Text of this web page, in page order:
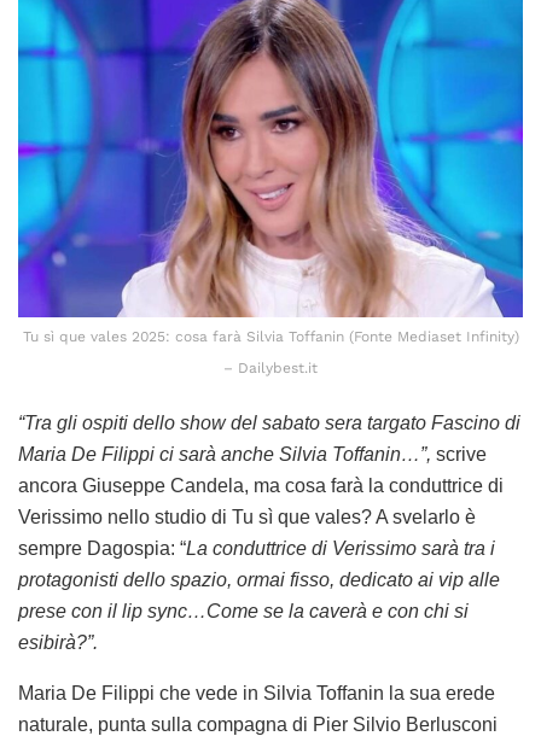
Tu sì que vales 2025: cosa farà Silvia Toffanin (Fonte Mediaset Infinity)
– Dailybest.it
“Tra gli ospiti dello show del sabato sera targato Fascino di
Maria De Filippi ci sarà anche Silvia Toffanin…”, scrive
ancora Giuseppe Candela, ma cosa farà la conduttrice di
Verissimo nello studio di Tu sì que vales? A svelarlo è
sempre Dagospia: “La conduttrice di Verissimo sarà tra i
protagonisti dello spazio, ormai fisso, dedicato ai vip alle
prese con il lip sync…Come se la caverà e con chi si
esibirà?”.
Maria De Filippi che vede in Silvia Toffanin la sua erede
naturale, punta sulla compagna di Pier Silvio Berlusconi